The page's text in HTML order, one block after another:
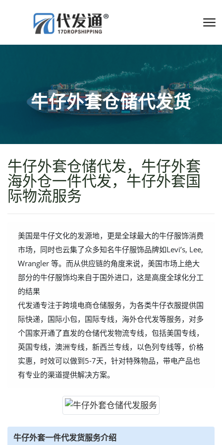
牛仔外套仓储代发货
牛仔外套仓储代发，牛仔外套
海外仓一件代发，牛仔外套国
际物流服务
美国是牛仔文化的发源地，更是全球最大的牛仔服饰消费
市场，同时也云集了众多知名牛仔服饰品牌如Levi’s, Lee,
Wrangler 等。而从供应链的角度来说，美国市场上绝大
部分的牛仔服饰均来自于国外进口，这是高度全球化分工
的结果
代发通专注于跨境电商仓储服务，为各类牛仔衣服提供国
际快递，国际小包，国际专线，海外仓代发等服务，对多
个国家开通了直发的仓储代发物流专线，包括美国专线，
英国专线，澳洲专线，新西兰专线，以色列专线等，价格
实惠，时效可以做到5-7天，针对特殊物品，带电产品也
有专业的渠道提供解决方案。
牛仔外套一件代发货服务介绍